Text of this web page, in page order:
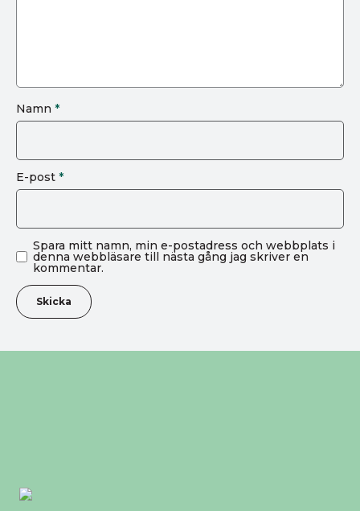
Namn *
E-post *
Spara mitt namn, min e-postadress och webbplats i
denna webbläsare till nästa gång jag skriver en
kommentar.